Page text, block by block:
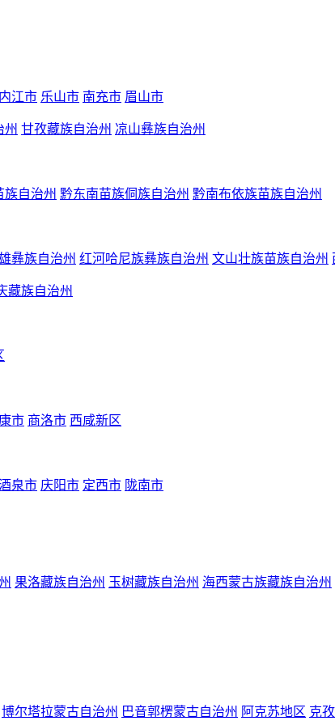
内江市 乐山市 南充市 眉山市
州 甘孜藏族自治州 凉山彝族自治州
族自治州 黔东南苗族侗族自治州 黔南布依族苗族自治州
彝族自治州 红河哈尼族彝族自治州 文山壮族苗族自治州
藏族自治州
市 商洛市 西咸新区
泉市 庆阳市 定西市 陇南市
果洛藏族自治州 玉树藏族自治州 海西蒙古族藏族自治州
博尔塔拉蒙古自治州 巴音郭楞蒙古自治州 阿克苏地区 克